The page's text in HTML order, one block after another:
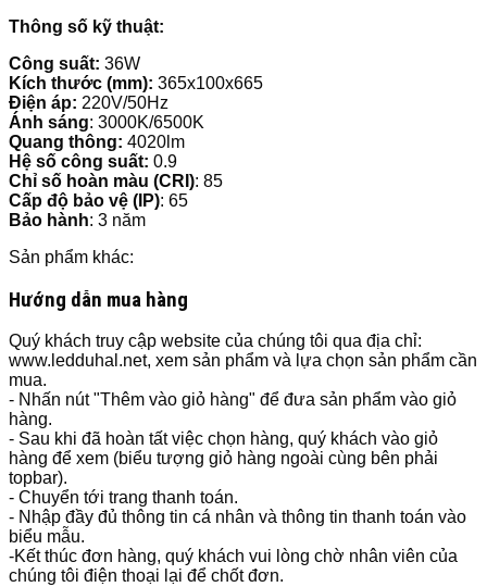
Thông số kỹ thuật:
Công suất: 36W
Kích thước (mm): 365x100x665
Điện áp: 220V/50Hz
Ánh sáng: 3000K/6500K
Quang thông: 4020lm
Hệ số công suất: 0.9
Chỉ số hoàn màu (CRI): 85
Cấp độ bảo vệ (IP): 65
Bảo hành: 3 năm
Sản phẩm khác:
Hướng dẫn mua hàng
Quý khách truy cập website của chúng tôi qua địa chỉ:
www.ledduhal.net, xem sản phẩm và lựa chọn sản phẩm cần
mua.
- Nhấn nút "Thêm vào giỏ hàng" để đưa sản phẩm vào giỏ
hàng.
- Sau khi đã hoàn tất việc chọn hàng, quý khách vào giỏ
hàng để xem (biểu tượng giỏ hàng ngoài cùng bên phải
topbar).
- Chuyển tới trang thanh toán.
- Nhập đầy đủ thông tin cá nhân và thông tin thanh toán vào
biểu mẫu.
-Kết thúc đơn hàng, quý khách vui lòng chờ nhân viên của
chúng tôi điện thoại lại để chốt đơn.